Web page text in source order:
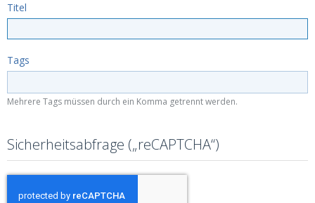
Titel
Tags
Mehrere Tags müssen durch ein Komma getrennt werden.
Sicherheitsabfrage („reCAPTCHA“)